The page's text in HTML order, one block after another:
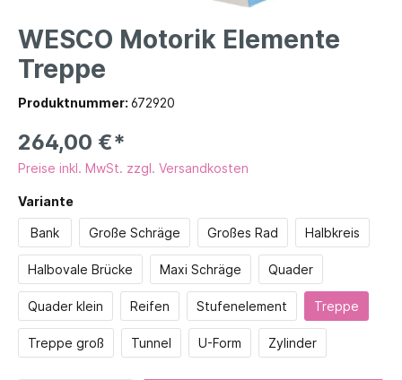
WESCO Motorik Elemente
Treppe
Produktnummer: 672920
264,00 €*
Preise inkl. MwSt. zzgl. Versandkosten
Variante
Bank Große Schräge Großes Rad Halbkreis
Halbovale Brücke Maxi Schräge Quader
Quader klein Reifen Stufenelement Treppe
Treppe groß Tunnel U-Form Zylinder